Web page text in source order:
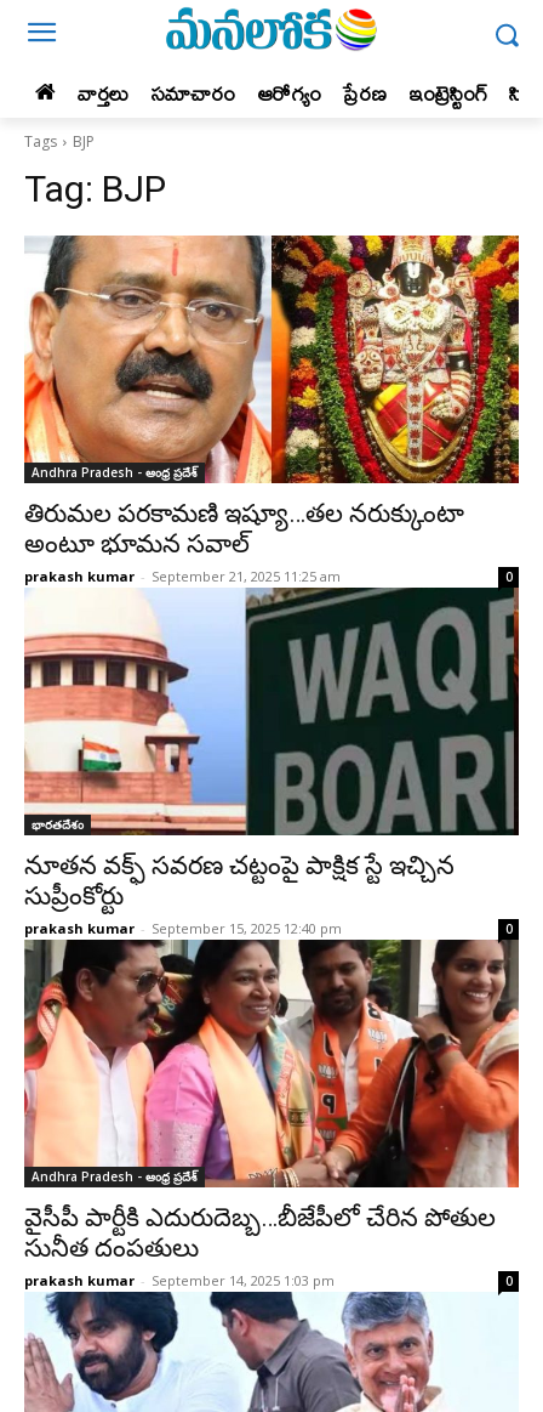
వార్తలు సమాచారం ఆరోగ్యం ప్రేర‌ణ‌ ఇంట్రెస్టింగ్‌
Tags BJP
Tag: BJP
Andhra Pradesh - ఆంధ్ర ప్రదేశ్‌
తిరుమ‌ల పరకామణి ఇష్యూ…త‌ల న‌రుక్కుంటా
అంటూ భూమ‌న స‌వాల్‌
prakash kumar - September 21, 2025 11:25 am 0
భారతదేశం
నూతన వక్ఫ్ సవరణ చట్టంపై పాక్షిక స్టే ఇచ్చిన
సుప్రీంకోర్టు
prakash kumar - September 15, 2025 12:40 pm 0
Andhra Pradesh - ఆంధ్ర ప్రదేశ్‌
వైసీపీ పార్టీకి ఎదురుదెబ్బ‌…బీజేపీలో చేరిన పోతుల
సునీత దంపతులు
prakash kumar - September 14, 2025 1:03 pm 0